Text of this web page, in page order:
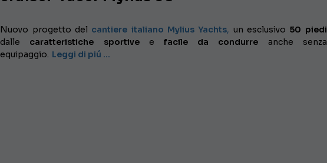
Nuovo progetto del cantiere italiano Mylius Yachts, un esclusivo 50 piedi
dalle caratteristiche sportivee facile da condurre anche senza
equipaggio. Leggi di piú …